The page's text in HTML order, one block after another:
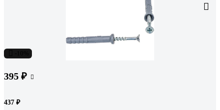
395 ₽
437 ₽